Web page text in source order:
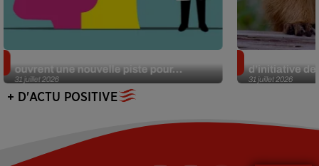
31 juillet 2026
ouvrent une nouvelle piste pour...
31 juillet 2026
d’initiative
+ D'ACTU POSITIVE